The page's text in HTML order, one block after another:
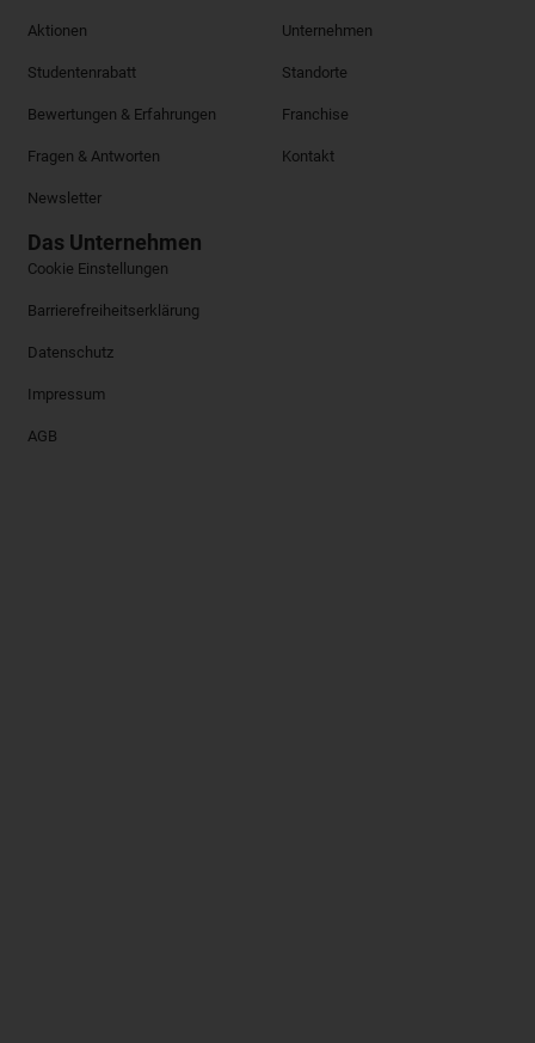
Aktionen
Studentenrabatt
Bewertungen & Erfahrungen
Fragen & Antworten
Newsletter
Unternehmen
Standorte
Franchise
Kontakt
Das Unternehmen
Cookie Einstellungen
Barrierefreiheitserklärung
Datenschutz
Impressum
AGB